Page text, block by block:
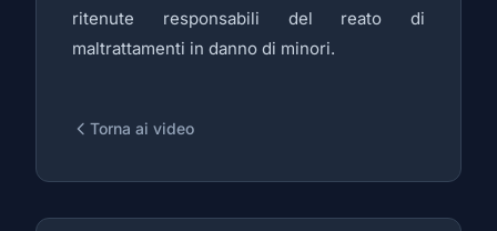
ritenute responsabili del reato di
maltrattamenti in danno di minori.
Torna ai video